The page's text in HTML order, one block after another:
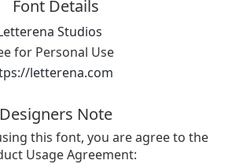
Font Details
Studios
for Personal Use
letterena.com
Designers Note
this font, you are agree to the
Usage Agreement: